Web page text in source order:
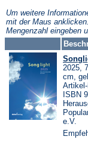
Tab)
Um weitere
mit der Maus
Mengenzahl eingeben
2025,
cm,
ISBN
e.V.